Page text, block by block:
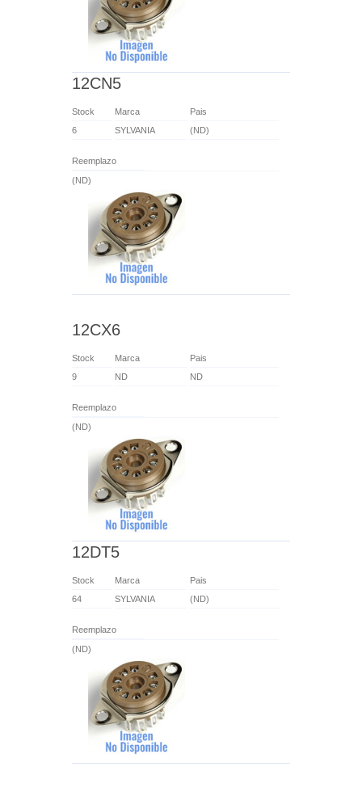
12CN5
Stock Marca
Pais
6
SYLVANIA (ND)
Reemplazo
(ND)
12CX6
Stock Marca
Pais
9
ND ND
Reemplazo
(ND)
12DT5
Stock Marca
Pais
64
SYLVANIA (ND)
Reemplazo
(ND)